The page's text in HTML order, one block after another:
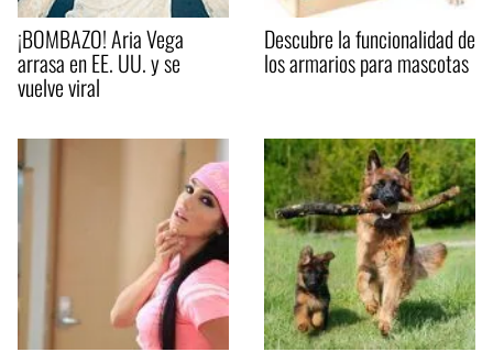
¡BOMBAZO! Aria Vega
arrasa en EE. UU. y se
vuelve viral
Descubre la funcionalidad de
los armarios para mascotas